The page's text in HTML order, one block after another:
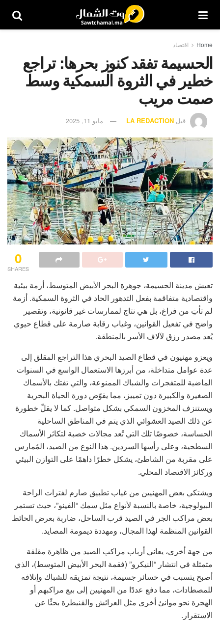
Home اقتصاد
الحسيمة تفقد كنوز بحرها: تراجع
خطير في الثروة السمكية وسط
صمت مريب
قبل LA REDACTION مايو 11, 2025
0
SHARES
تعيش مدينة الحسيمة، جوهرة البحر الأبيض المتوسط، أزمة بيئية
واقتصادية متفاقمة بفعل التدهور الحاد في الثروة السمكية. أزمة
لم تأتِ من فراغ، بل هي نتاج لممارسات غير قانونية، وتقصير
واضح في تفعيل القوانين، وغياب رقابة صارمة على قطاع حيوي
يُعد مصدر رزق لآلاف الأسر بالمنطقة.
ويعزو مهنيون في قطاع الصيد البحري هذا التراجع المقلق إلى
عدة عوامل متداخلة، من أبرزها الاستعمال الواسع في السنوات
الماضية للمتفجرات والشباك الممنوعة، والتي تفتك بالأسماك
الصغيرة والكبيرة دون تمييز، مما يقوّض دورة الحياة البحرية
ويستنزف المخزون السمكي بشكل متواصل. كما لا يقلّ خطورة
عن ذلك الصيد العشوائي الذي يتم في المناطق الساحلية
الحساسة، خصوصًا تلك التي تُعد مجالات خصبة لتكاثر الأسماك
السطحية، وعلى رأسها السردين. هذا النوع من الصيد، المُمارس
على مقربة من الشاطئ، يشكل خطرًا داهمًا على التوازن البيئي
وركائز الاقتصاد المحلي.
ويشتكي بعض المهنيين من غياب تطبيق صارم لفترات الراحة
البيولوجية، خاصة بالنسبة لأنواع مثل سمك “الفينو”، حيث تستمر
بعض مراكب الجر في الصيد قرب الساحل، ضاربة بعرض الحائط
القوانين المنظمة لهذا المجال، ومهددة ديمومة المصايد.
من جهة أخرى، يعاني أرباب مراكب الصيد من ظاهرة مقلقة
متمثلة في انتشار “النيكرو” (فقمة البحر الأبيض المتوسط)، الذي
أصبح يتسبب في خسائر جسيمة، نتيجة تمزيقه للشباك وإتلافه
للمصطادات، مما دفع عددًا من المهنيين إلى بيع مراكبهم أو
الهجرة نحو موانئ أخرى مثل العرائش والقنيطرة بحثًا عن
الاستقرار.